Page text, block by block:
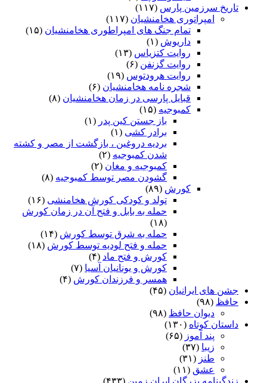
تاریخ سرزمین پارس (۱۱۷)
امپراتوری هخامنشیان (۱۱۷)
تمام جنگ های امپراطوری هخامنشیان (۱۵)
داریوش (۱)
روایت کتزیاس (۱۳)
روایت گزنفن (۶)
روایت هرودتوس (۱۹)
شجره نامه هخامنشیان (۶)
قبایل پارسی در زمان هخامنشیان (۸)
کمبوجیه (۱۵)
باز جستن کین پدر (۱)
برادر کشی (۱)
بردیه دروغین ، بازگشت از مصر و کشته
شدن کمبوجیه (۲)
کمبوجیه و مغان (۲)
گشودن مصر توسط کمبوجیه (۸)
کورش (۸۹)
تولد و کودکی کورش هخامنشی (۱۶)
حمله به بابل و فتح آن در زمان کورش
(۱۸)
حمله به شرق توسط کورش (۱۴)
حمله و فتح لودیه توسط کورش (۱۸)
کورش و فتح ماد (۴)
کورش و یونانیان آسیا (۷)
همسر و فرزندان کورش (۴)
جشن های ایرانیان (۴۵)
حافظ (۹۸)
دیوان حافظ (۹۸)
داستان کوتاه (۱۳۰)
پند آموز (۶۵)
زیبا (۳۷)
طنز (۳۱)
عشق (۱۱)
زندگینامه بزرگان ایران زمین (۴۳۳)